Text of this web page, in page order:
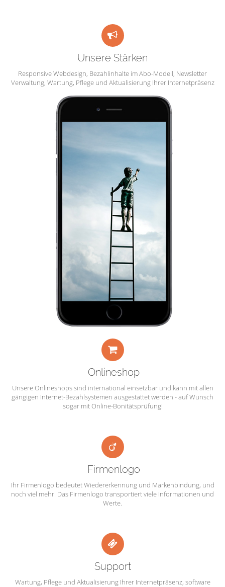
Unsere Stärken
Responsive Webdesign, Bezahlinhalte im Abo-Modell, Newsletter
Verwaltung, Wartung, Pflege und Aktualisierung Ihrer Internetpräsenz
Onlineshop
Unsere Onlineshops sind international einsetzbar und kann mit allen
gängigen Internet-Bezahlsystemen ausgestattet werden - auf Wunsch
sogar mit Online-Bonitätsprüfung!
Firmenlogo
Ihr Firmenlogo bedeutet Wiedererkennung und Markenbindung, und
noch viel mehr. Das Firmenlogo transportiert viele Informationen und
Werte.
Support
Wartung, Pflege und Aktualisierung Ihrer Internetpräsenz, software